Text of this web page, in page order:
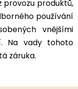
provozu produktů,
používání
vnějšími
Na vady tohoto
záruka.